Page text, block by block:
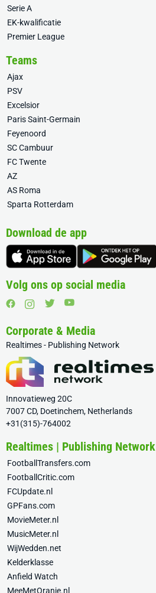
Serie A
EK-kwalificatie
Premier League
Teams
Ajax
PSV
Excelsior
Paris Saint-Germain
Feyenoord
SC Cambuur
FC Twente
AZ
AS Roma
Sparta Rotterdam
Download de app
Volg ons op social media
Corporate & Media
Realtimes - Publishing Network
Innovatieweg 20C
7007 CD, Doetinchem, Netherlands
+31(315)-764002
Realtimes | Publishing Network
FootballTransfers.com
FootballCritic.com
FCUpdate.nl
GPFans.com
MovieMeter.nl
MusicMeter.nl
WijWedden.net
Kelderklasse
Anfield Watch
MeeMetOranje.nl